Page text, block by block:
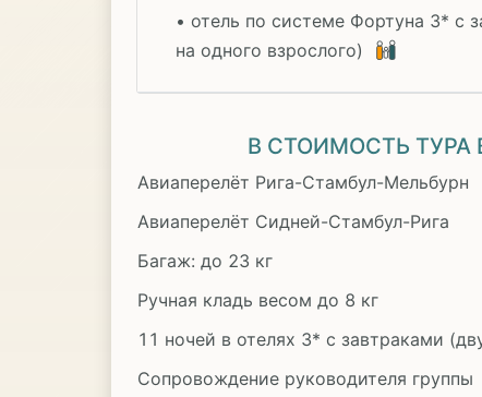
• отель по системе Фортуна 3* с
на одного взрослого)
В СТОИМОСТЬ
Авиаперелёт Рига-Стамбул-Мельбурн
Авиаперелёт Сидней-Стамбул-Рига
Багаж: до 23 кг
Ручная кладь весом до 8 кг
11 ночей в отелях 3* с завтраками
Сопровождение руководителя группы